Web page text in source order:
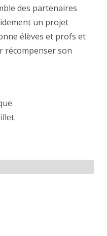
des partenaires
un projet
élèves et profs et
récompenser son